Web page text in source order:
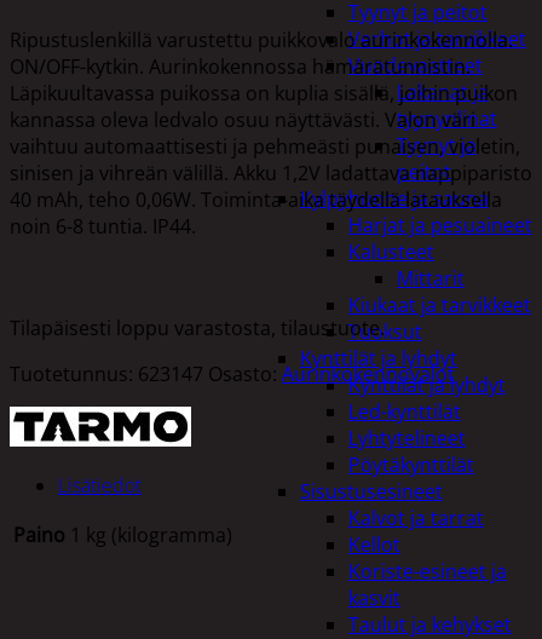
Tyynyt ja peitot
Verhot ja tarvikkeet
Vuodevaatteet
Lakanat ja
tyynynlinat
Tyynyt ja
peitot
Kylpyhuone ja sauna
Harjat ja pesuaineet
Kalusteet
Mittarit
Kiukaat ja tarvikkeet
Tuoksut
Kynttilät ja lyhdyt
Kynttilät ja lyhdyt
Led-kynttilät
Lyhtytelineet
Pöytäkynttilät
Sisustusesineet
Kalvot ja tarrat
Kellot
Koriste-esineet ja
kasvit
Taulut ja kehykset
Ripustuslenkillä varustettu puikkovalo aurinkokennolla.
ON/OFF-kytkin. Aurinkokennossa hämärätunnistin.
Läpikuultavassa puikossa on kuplia sisällä, joihin puikon
kannassa oleva ledvalo osuu näyttävästi. Valon väri
vaihtuu automaattisesti ja pehmeästi punaisen, violetin,
sinisen ja vihreän välillä. Akku 1,2V ladattava nappiparisto
40 mAh, teho 0,06W. Toiminta-aika täydellä latauksella
noin 6-8 tuntia. IP44.
Tilapäisesti loppu varastosta, tilaustuote.
Tuotetunnus: 623147 Osasto: Aurinkokennovalot
Lisätiedot
Paino 1 kg (kilogramma)